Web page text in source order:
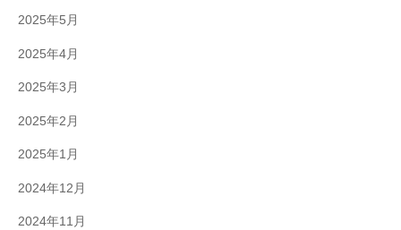
2025年5月
2025年4月
2025年3月
2025年2月
2025年1月
2024年12月
2024年11月